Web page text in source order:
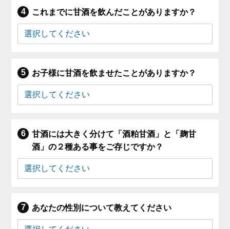
これまでに甘酒を飲んだことがありますか？
お子様に甘酒を飲ませたことがありますか？
甘酒には大きく分けて「酒粕甘酒」と「麹甘
酒」の２種ある事をご存じですか？
あなたの性別について教えてください